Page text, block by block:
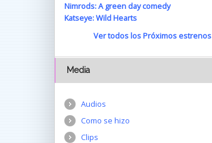
Nimrods: A green day comedy
Katseye: Wild Hearts
Ver todos los Próximos estrenos
Media
Audios
Como se hizo
Clips